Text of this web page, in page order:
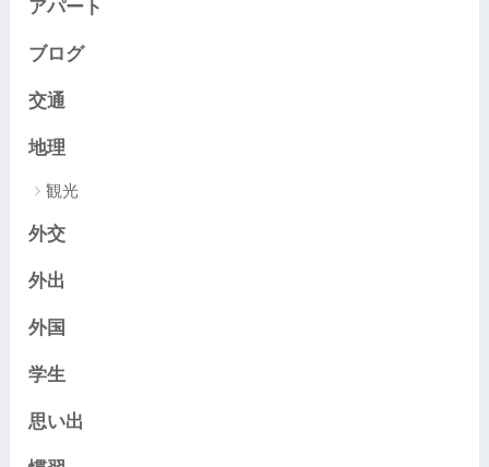
アパート
ブログ
交通
地理
観光
外交
外出
外国
学生
思い出